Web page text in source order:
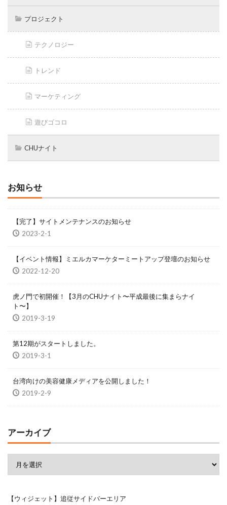
プロジェクト
テクノロジー
トレンド
マーケティング
遊びゴコロ
CHUナイト
お知らせ
【完了】サイトメンテナンスのお知らせ
2023-2-1
【イベント情報】ミエルカマーケターミートアップ登壇のお知らせ
2022-12-20
虎ノ門で初開催！【3月のCHUナイト〜平成最後に集まらナイ
ト〜】
2019-3-19
第12期がスタートしました。
2019-3-1
台湾向けの美容健康メディアを公開しました！
2019-2-9
アーカイブ
【ウィジェット】追従サイドバーエリア